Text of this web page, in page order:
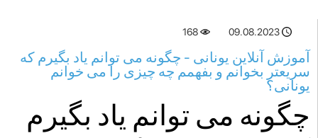
09.08.2023
168
آموزش آنلاین یونانی - چگونه می توانم یاد بگیرم که
سریعتر بخوانم و بفهمم چه چیزی را می خوانم
یونانی؟
چگونه می توانم یاد بگیرم